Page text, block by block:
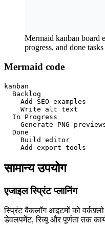
Mermaid kanban board
progress, and done tasks
Mermaid code
kanban
  Backlog
    Add SEO examples
    Write alt text
  In Progress
Generate PNG
  Done
    Build editor
    Add export tools
सामान्य उपयोग
एजाइल स्प्रिंट प्लानिंग
स्प्रिंट बैकलॉग आइटमों को
डेवलपमेंट, रिव्यू और पूर्णता तक